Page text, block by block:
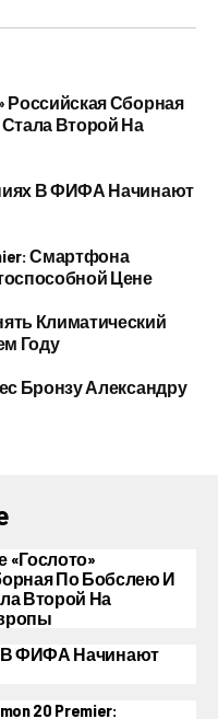
Российская Сборная
Второй На
В ФИФА Начинают
Смартфона
Цене
Климатический
Году
Бронзу Александру
«Гослото»
По Бобслею И
Второй На
В ФИФА Начинают
20 Premier: